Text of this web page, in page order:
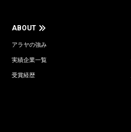
ABOUT
アラヤの強み
実績企業一覧
受賞経歴